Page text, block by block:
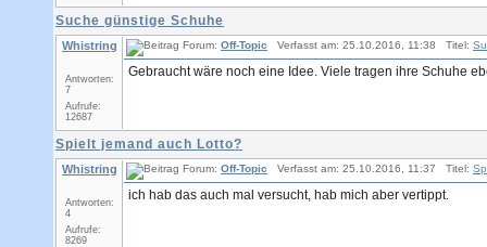
Suche günstige Schuhe
Whistring
Antworten:
7
Aufrufe:
12687
Forum: Off-Topic Verfasst am: 25.10.2016, 11:38 Titel:
Gebraucht wäre noch eine Idee. Viele tragen ihre Schuhe
Spielt jemand auch Lotto?
Whistring
Antworten:
4
Aufrufe:
8269
Forum: Off-Topic Verfasst am: 25.10.2016, 11:37 Titel:
ich hab das auch mal versucht, hab mich aber vertippt.